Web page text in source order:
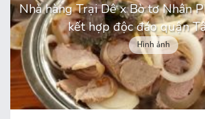
Nhà hàng Trại Dê x Bò tơ Nhân
kết hợp độc đáo quận
Hình ảnh